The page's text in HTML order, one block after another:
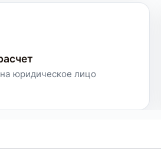
юридическое лицо